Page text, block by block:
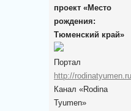
проект «Место
рождения:
Тюменский край»
Портал
http://
Канал «Rodina
Tyumen»